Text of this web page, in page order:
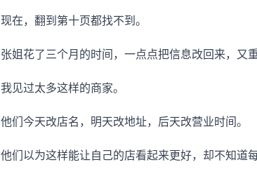
现在，翻到第十页都找不到。
张姐花了三个月的时间，一点点把信息改回来，又
我见过太多这样的商家。
他们今天改店名，明天改地址，后天改营业时间。
他们以为这样能让自己的店看起来更好，却不知道